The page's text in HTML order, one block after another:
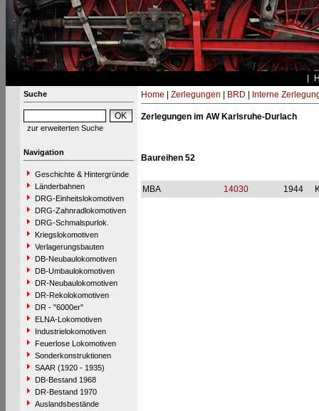
Suche
zur erweiterten Suche
Navigation
Geschichte & Hintergründe
Länderbahnen
DRG-Einheitslokomotiven
DRG-Zahnradlokomotiven
DRG-Schmalspurlok.
Kriegslokomotiven
Verlagerungsbauten
DB-Neubaulokomotiven
DB-Umbaulokomotiven
DR-Neubaulokomotiven
DR-Rekolokomotiven
DR - "6000er"
ELNA-Lokomotiven
Industrielokomotiven
Feuerlose Lokomotiven
Sonderkonstruktionen
SAAR (1920 - 1935)
DB-Bestand 1968
DR-Bestand 1970
Auslandsbestände
Home Zerlegungen BRD Interne
Zerlegungen im AW Karlsruhe-Durlach
Baureihen 52
MBA 14030 1944